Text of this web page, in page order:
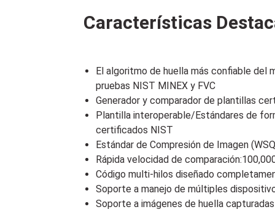
Características
El algoritmo de huella más confiable del
pruebas NIST MINEX y FVC
Generador y comparador de plantillas
Plantilla interoperable/Estándares de
certificados NIST
Estándar de Compresión de Imagen
Rápida velocidad de
Código multi-hilos diseñado
Soporte a manejo de múltiples
Soporte a imágenes de huella